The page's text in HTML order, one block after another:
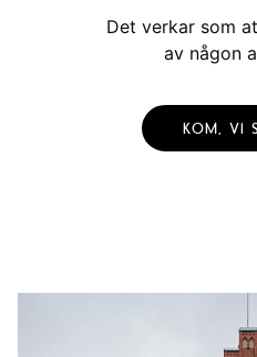
Det verkar som
av någon
KOM, VI